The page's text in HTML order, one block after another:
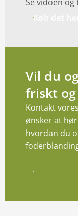
Køb det her
Vil du
friskt
Kontakt
ønsker at
hvordan du
Køb Solvita